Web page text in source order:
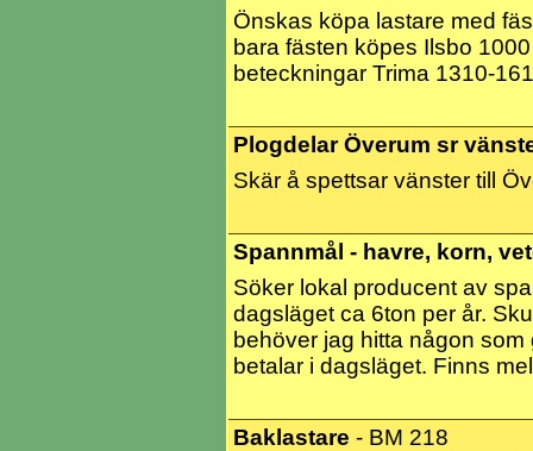
Önskas köpa lastare med
bara fästen köpes Ilsbo
beteckningar Trima 1310-
Plogdelar Överum sr
Skär å spettsar vänster till
Spannmål - havre, korn,
Söker lokal producent av
dagsläget ca 6ton per år.
behöver jag hitta någon
betalar i dagsläget. Finns
Baklastare - BM 218